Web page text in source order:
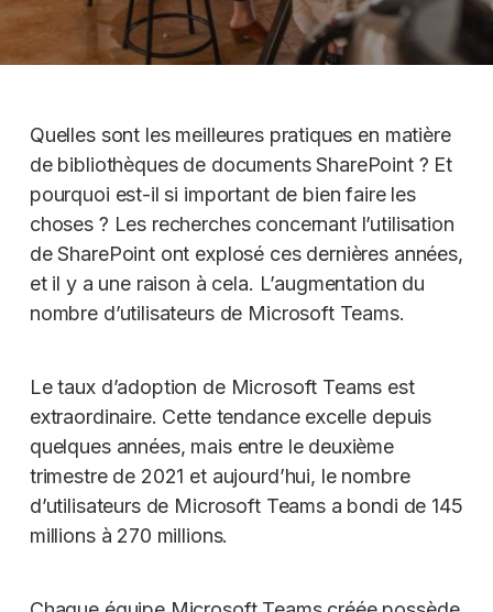
Quelles sont les meilleures pratiques en matière
de bibliothèques de documents SharePoint ? Et
pourquoi est-il si important de bien faire les
choses ? Les recherches concernant l’utilisation
de SharePoint ont explosé ces dernières années,
et il y a une raison à cela. L’augmentation du
nombre d’utilisateurs de Microsoft Teams.
Le taux d’adoption de Microsoft Teams est
extraordinaire. Cette tendance excelle depuis
quelques années, mais entre le deuxième
trimestre de 2021 et aujourd’hui, le nombre
d’utilisateurs de Microsoft Teams a bondi de 145
millions à 270 millions.